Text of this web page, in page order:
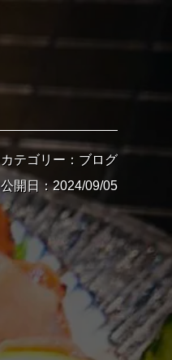
カテゴリー：ブログ
公開日：2024/09/05